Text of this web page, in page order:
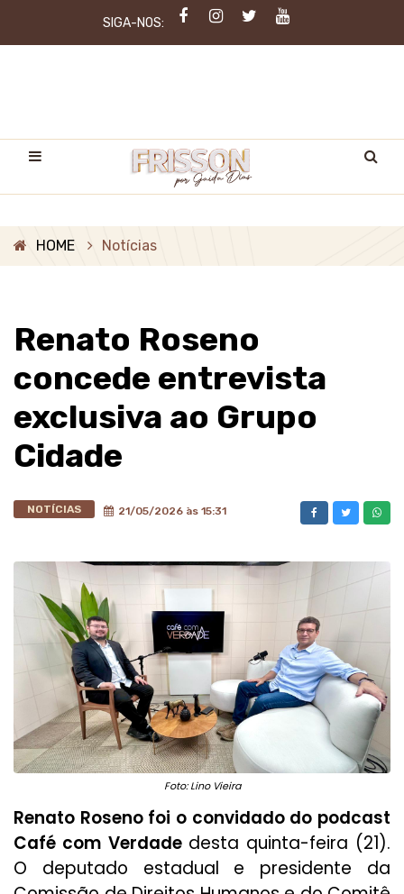
SIGA-NOS:
HOME Notícias
Renato Roseno
concede entrevista
exclusiva ao Grupo
Cidade
NOTÍCIAS 21/05/2026 às 15:31
Foto: Lino Vieira
Renato Roseno foi o convidado do podcast
Café com Verdadedesta quinta-feira (21).
O deputado estadual e presidente da